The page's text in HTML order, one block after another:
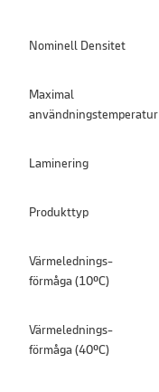
Nominell Densitet
Maximal
användningstemperatur
Laminering
Produkttyp
Värmelednings-
förmåga (10ºC)
Värmelednings-
förmåga (40ºC)